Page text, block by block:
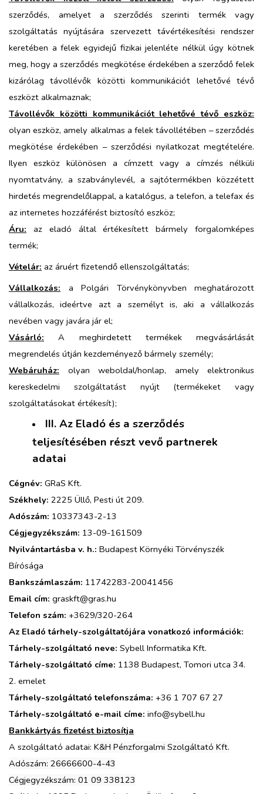
szerződés, amelyet a szerződés szerinti termék vagy
szolgáltatás nyújtására szervezett távértékesítési rendszer
keretében a felek egyidejű fizikai jelenléte nélkül úgy kötnek
meg, hogy a szerződés megkötése érdekében a szerződő felek
kizárólag távollévők közötti kommunikációt lehetővé tévő
eszközt alkalmaznak;
Távollévők közötti kommunikációt lehetővé tévő eszköz:
olyan eszköz, amely alkalmas a felek távollétében – szerződés
megkötése érdekében – szerződési nyilatkozat megtételére.
Ilyen eszköz különösen a címzett vagy a címzés nélküli
nyomtatvány, a szabványlevél, a sajtótermékben közzétett
hirdetés megrendelőlappal, a katalógus, a telefon, a telefax és
az internetes hozzáférést biztosító eszköz;
Áru:
az eladó által értékesített bármely forgalomképes
termék;
Vételár: az áruért fizetendő ellenszolgáltatás;
Vállalkozás:
a Polgári Törvénykönyvben meghatározott
vállalkozás, ideértve azt a személyt is, aki a vállalkozás
nevében vagy javára jár el;
Vásárló: A meghirdetett termékek megvásárlását
megrendelés útján kezdeményező bármely személy;
Webáruház: olyan weboldal/honlap, amely elektronikus
kereskedelmi szolgáltatást nyújt (termékeket vagy
szolgáltatásokat értékesít);
III. Az Eladó és a szerződés
teljesítésében részt vevő partnerek
adatai
Cégnév: GRaS Kft.
Székhely: 2225 Üllő, Pesti út 209.
Adószám: 10337343-2-13
Cégjegyzékszám: 13-09-161509
Nyilvántartásba v. h.: Budapest Környéki Törvényszék
Bírósága
Bankszámlaszám: 11742283-20041456
Email cím: graskft@gras.hu
Telefon szám: +3629/320-264
Az Eladó tárhely-szolgáltatójára vonatkozó információk:
Tárhely-szolgáltató neve: Sybell Informatika Kft.
Tárhely-szolgáltató címe: 1138 Budapest, Tomori utca 34.
2. emelet
Tárhely-szolgáltató telefonszáma: +36 1 707 67 27
Tárhely-szolgáltató e-mail címe: info@sybell.hu
Bankkártyás fizetést biztosítja
A szolgáltató adatai: K&H Pénzforgalmi Szolgáltató Kft.
Adószám: 26666600-4-43
Cégjegyzékszám: 01 09 338123